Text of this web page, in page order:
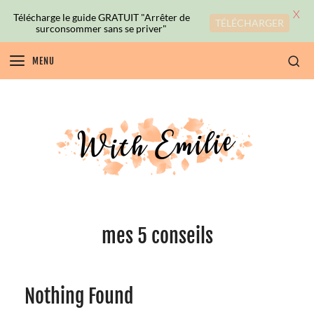
MENU
mes 5 conseils
Nothing Found
Télécharge le guide GRATUIT "Arrêter de
surconsommer sans se priver"
TÉLÉCHARGER
X